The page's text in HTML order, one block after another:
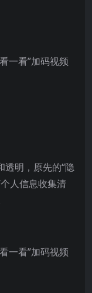
透明，原先的“隐
人信息收集清